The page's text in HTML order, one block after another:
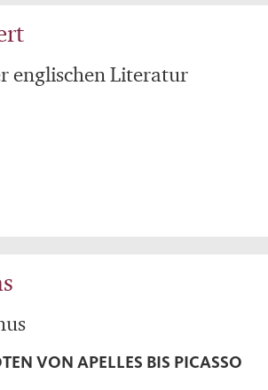
englischen Literatur
VON APELLES BIS PICASSO